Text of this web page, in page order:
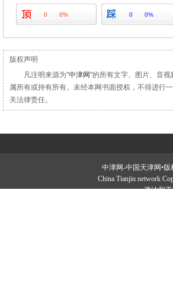
0 0% 0 0%
版权声明
凡注明来源为"中津网"的所有文字、图片、音
属所有或持有所有。未经本网书面授权，不得进行
关法律责任。
中津网-中国天津网•版
China Tianjin network
违法和不